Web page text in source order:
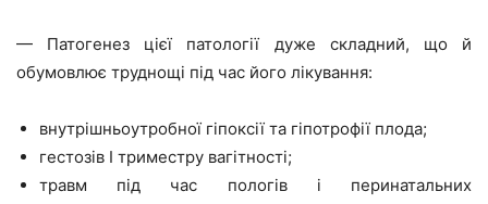
— Патогенез цієї патології дуже складний, що й
обумовлює труднощі під час його лікування:
внутрішньоутробної гіпоксії та гіпотрофії плода;
гестозів I триместру вагітності;
травм під час пологів і перинатальних